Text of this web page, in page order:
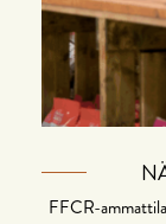
FFCR-